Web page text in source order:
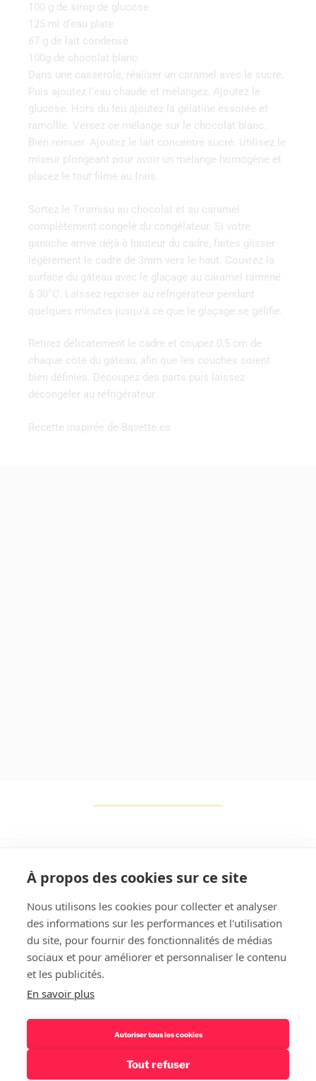
100 g de sirop de glucose
125 ml d’eau plate
67 g de lait condensé
100g de chocolat blanc
Dans une casserole, réaliser un caramel avec le sucre.
Puis ajoutez l’eau chaude et mélangez. Ajoutez le
glucose. Hors du feu ajoutez la gélatine essorée et
ramollie. Versez ce mélange sur le chocolat blanc.
Bien remuer. Ajoutez le lait concentré sucré. Utilisez le
mixeur plongeant pour avoir un mélange homogène et
placez le tout filmé au frais.
Sortez le Tiramisu au chocolat et au caramel
complètement congelé du congélateur. Si votre
ganache arrive déjà à hauteur du cadre, faites glisser
légèrement le cadre de 3mm vers le haut. Couvrez la
surface du gâteau avec le glaçage au caramel ramené
à 30°C. Laissez reposer au réfrigérateur pendant
quelques minutes jusqu’à ce que le glaçage se gélifie.
Retirez délicatement le cadre et coupez 0,5 cm de
chaque côté du gâteau, afin que les couches soient
bien définies. Découpez des parts puis laissez
décongeler au réfrigérateur.
Recette inspirée de Bavette.es
Rechercher
Politique de confidentialité – Mentions légales Fièrement
À propos des cookies sur ce site
Nous utilisons les cookies pour collecter et analyser
des informations sur les performances et l'utilisation
du site, pour fournir des fonctionnalités de médias
sociaux et pour améliorer et personnaliser le contenu
et les publicités.
En savoir plus
Autoriser tous les cookies
Tout refuser